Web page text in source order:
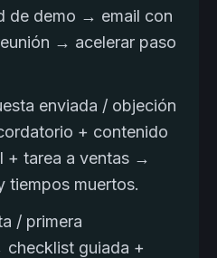
de demo → email con
→ acelerar paso
enviada / objeción
+ contenido
+ tarea a ventas →
tiempos muertos.
/ primera
guiada +